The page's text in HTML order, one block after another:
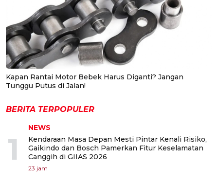
Kapan Rantai Motor Bebek Harus Diganti? Jangan
Tunggu Putus di Jalan!
BERITA TERPOPULER
1
NEWS
Kendaraan Masa Depan Mesti Pintar Kenali Risiko,
Gaikindo dan Bosch Pamerkan Fitur Keselamatan
Canggih di GIIAS 2026
23 jam